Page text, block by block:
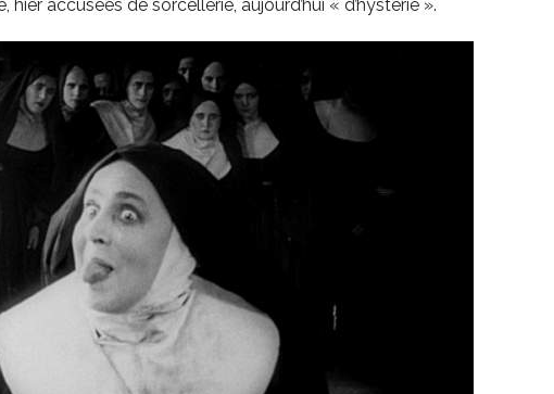
accusées de sorcellerie, aujourd’hui « d’hystérie ».